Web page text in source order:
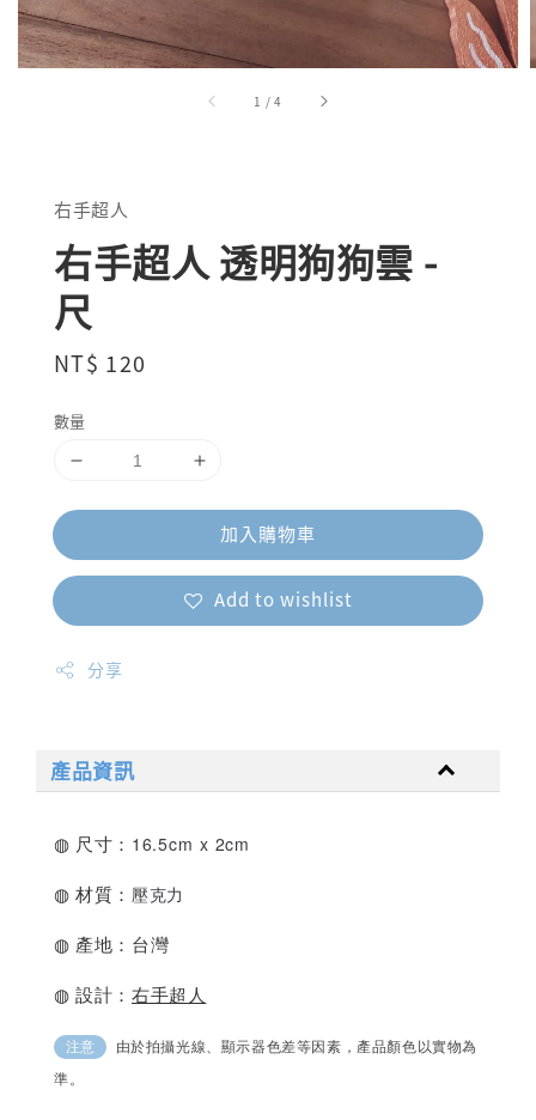
1 /4
右手超人
右手超人 透明狗狗雲 -
尺
Regular
NT$ 120
數量
加入購物車
Add to wishlist
分享
產品資訊
◍ 尺寸： 16.5cm x 2cm
◍ 材質： 壓克力
◍ 產地：台灣
◍ 設計： 右手超人
注意
由於拍攝光線、顯示器色差等因素，產品顏色以實物為
準。